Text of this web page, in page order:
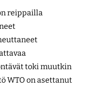
reippailla
toki muutkin
WTO on asettanut